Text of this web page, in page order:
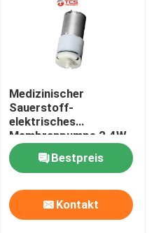
Medizinischer
Sauerstoff-
elektrisches
Membranpumpe 2.4W
MikrodC 12V Mini Air
Pump MotorBestpreis
Kontakt